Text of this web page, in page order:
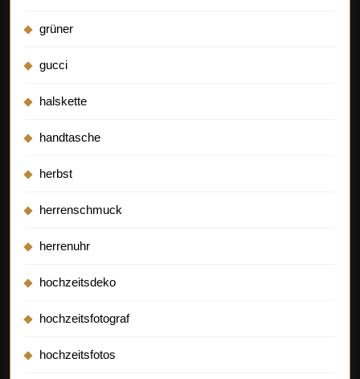
grüner
gucci
halskette
handtasche
herbst
herrenschmuck
herrenuhr
hochzeitsdeko
hochzeitsfotograf
hochzeitsfotos